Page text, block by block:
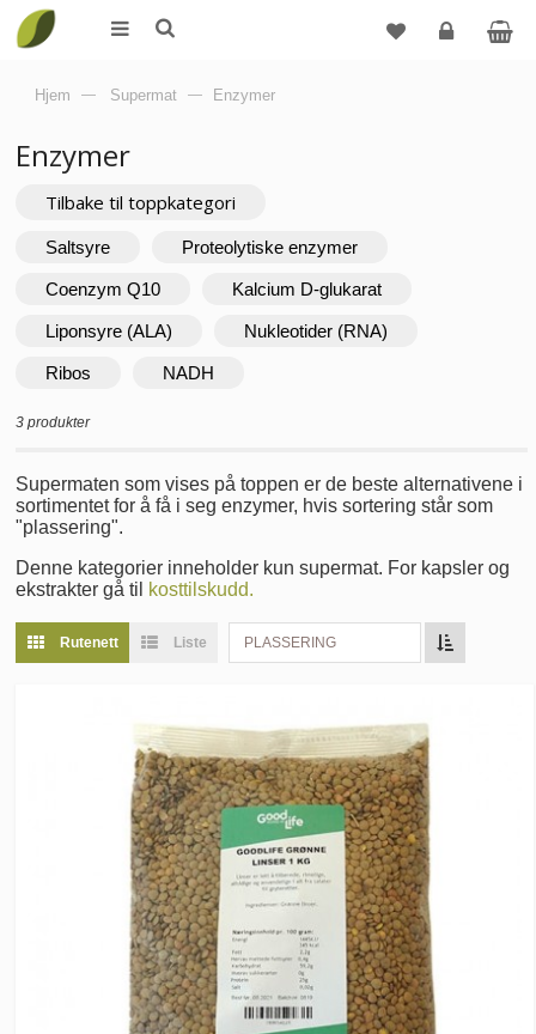
Hjem — Supermat — Enzymer
Enzymer
Tilbake til toppkategori
Saltsyre Proteolytiske enzymer
Coenzym Q10 Kalcium D-glukarat
Liponsyre (ALA) Nukleotider (RNA)
Ribos NADH
3 produkter
Supermaten som vises på toppen er de beste alternativene i
sortimentet for å få i seg enzymer, hvis sortering står som
"plassering".
Denne kategorier inneholder kun supermat. For kapsler og
ekstrakter gå til
kosttilskudd.
Rutenett Liste PLASSERING